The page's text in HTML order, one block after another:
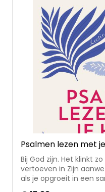
God. Naast dagelijkse
evenementen en
leesplannen en
beter leren lezen,
Psalmen lezen met
Bij God zijn. Het klinkt
vertoeven in Zijn
als je opgroeit in een